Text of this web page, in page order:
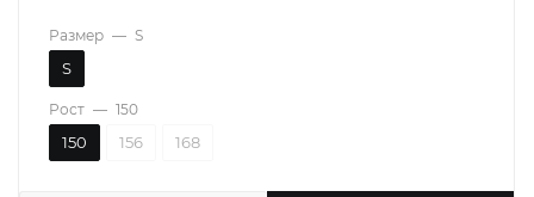
Размер — S
S
Рост — 150
150 156 168